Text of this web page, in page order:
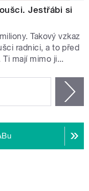
Jestřábi si
Takový vzkaz
radnici, a to před
mají mimo ji...